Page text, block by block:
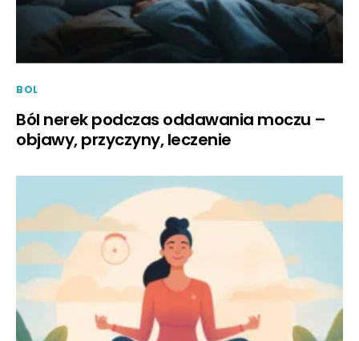
BOL
Ból nerek podczas oddawania moczu –
objawy, przyczyny, leczenie